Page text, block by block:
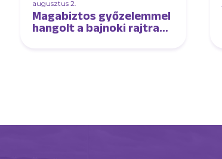
augusztus 2.
Magabiztos győzelemmel
hangolt a bajnoki rajtra